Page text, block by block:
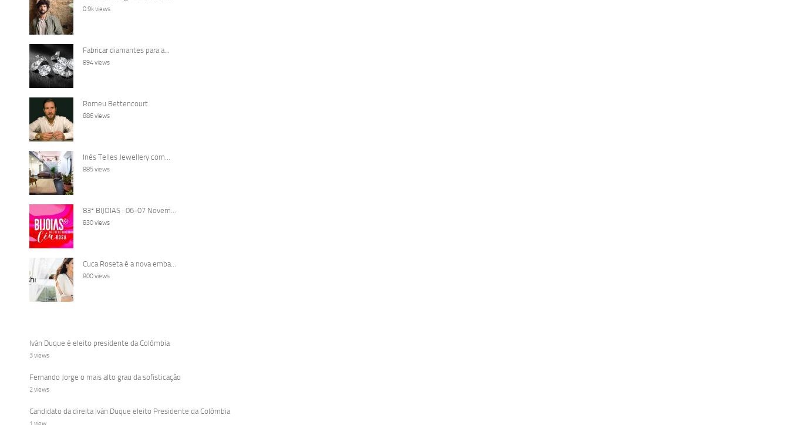
0.9k views
Fabricar diamantes para a...
894 views
Romeu Bettencourt
886 views
Inês Telles Jewellery com...
885 views
83ª BIJOIAS : 06-07 Novem...
830 views
Cuca Roseta é a nova emba...
800 views
Iván Duque é eleito presidente da Colômbia
3 views
Fernando Jorge o mais alto grau da sofisticação
2 views
Candidato da direita Iván Duque eleito Presidente da Colômbia